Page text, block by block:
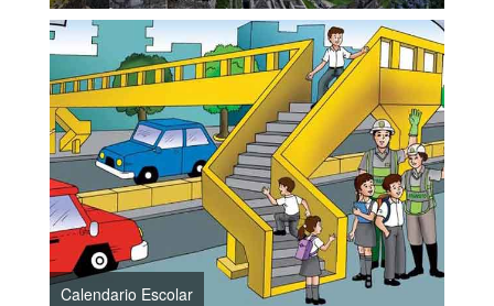
Calendario Escolar